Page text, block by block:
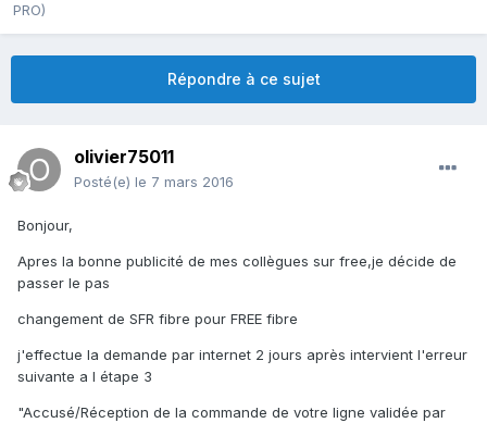
PRO)
Répondre à ce sujet
olivier75011
Posté(e) le 7 mars 2016
Bonjour,
Apres la bonne publicité de mes collègues sur free,je décide de
passer le pas
changement de SFR fibre pour FREE fibre
j'effectue la demande par internet 2 jours après intervient l'erreur
suivante a l étape 3
"Accusé/Réception de la commande de votre ligne validée par